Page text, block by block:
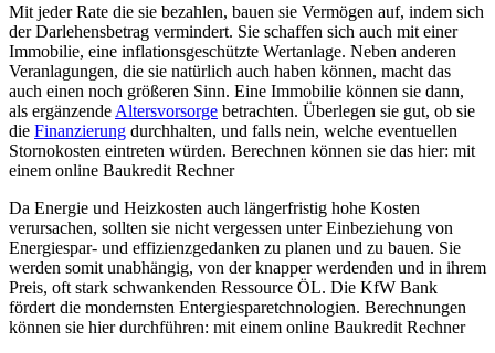
Mit jeder Rate die sie bezahlen, bauen sie Vermögen auf, indem sich
der Darlehensbetrag vermindert. Sie schaffen sich auch mit einer
Immobilie, eine inflationsgeschützte Wertanlage. Neben anderen
Veranlagungen, die sie natürlich auch haben können, macht das
auch einen noch größeren Sinn. Eine Immobilie können sie dann,
als ergänzende Altersvorsorge betrachten. Überlegen sie gut, ob sie
die Finanzierung durchhalten, und falls nein, welche eventuellen
Stornokosten eintreten würden. Berechnen können sie das hier: mit
einem online Baukredit Rechner
Da Energie und Heizkosten auch längerfristig hohe Kosten
verursachen, sollten sie nicht vergessen unter Einbeziehung von
Energiespar- und effizienzgedanken zu planen und zu bauen. Sie
werden somit unabhängig, von der knapper werdenden und in ihrem
Preis, oft stark schwankenden Ressource ÖL. Die KfW Bank
fördert die mondernsten Entergiesparetchnologien. Berechnungen
können sie hier durchführen: mit einem online Baukredit Rechner